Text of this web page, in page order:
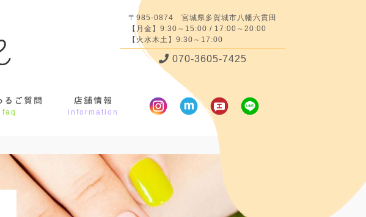
〒985-0874 宮城県多賀城市八幡六貫田
【月金】9:30～15:00 / 17:00～20:00
【火水木土】9:30～17:00
070-3605-7425
るご質問
faq
店舗情報
information